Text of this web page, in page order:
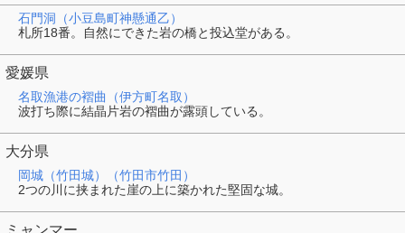
石門洞（小豆島町神懸通乙）
札所18番。自然にできた岩の橋と投込堂がある。
愛媛県
名取漁港の褶曲（伊方町名取）
波打ち際に結晶片岩の褶曲が露頭している。
大分県
岡城（竹田城）（竹田市竹田）
2つの川に挟まれた崖の上に築かれた堅固な城。
ミャンマー